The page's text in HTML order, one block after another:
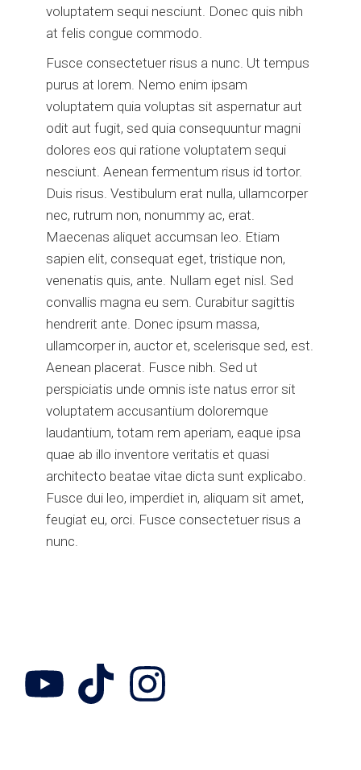
voluptatem sequi nesciunt. Donec quis nibh
at felis congue commodo.
Fusce consectetuer risus a nunc. Ut tempus
purus at lorem. Nemo enim ipsam
voluptatem quia voluptas sit aspernatur aut
odit aut fugit, sed quia consequuntur magni
dolores eos qui ratione voluptatem sequi
nesciunt. Aenean fermentum risus id tortor.
Duis risus. Vestibulum erat nulla, ullamcorper
nec, rutrum non, nonummy ac, erat.
Maecenas aliquet accumsan leo. Etiam
sapien elit, consequat eget, tristique non,
venenatis quis, ante. Nullam eget nisl. Sed
convallis magna eu sem. Curabitur sagittis
hendrerit ante. Donec ipsum massa,
ullamcorper in, auctor et, scelerisque sed, est.
Aenean placerat. Fusce nibh. Sed ut
perspiciatis unde omnis iste natus error sit
voluptatem accusantium doloremque
laudantium, totam rem aperiam, eaque ipsa
quae ab illo inventore veritatis et quasi
architecto beatae vitae dicta sunt explicabo.
Fusce dui leo, imperdiet in, aliquam sit amet,
feugiat eu, orci. Fusce consectetuer risus a
nunc.